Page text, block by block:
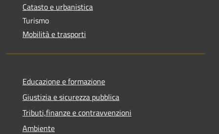
Catasto e urbanistica
Turismo
Mobilità e trasporti
Educazione e formazione
Giustizia e sicurezza pubblica
Tributi,finanze e contravvenzioni
Ambiente